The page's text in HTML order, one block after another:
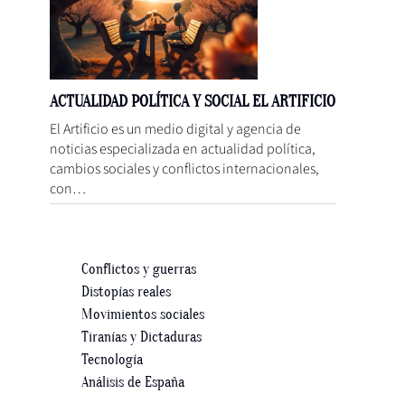
ACTUALIDAD POLÍTICA Y SOCIAL EL ARTIFICIO
El Artificio es un medio digital y agencia de
noticias especializada en actualidad política,
cambios sociales y conflictos internacionales,
con…
Conflictos y guerras
Distopías reales
Movimientos sociales
Tiranías y Dictaduras
Tecnología
Análisis de España